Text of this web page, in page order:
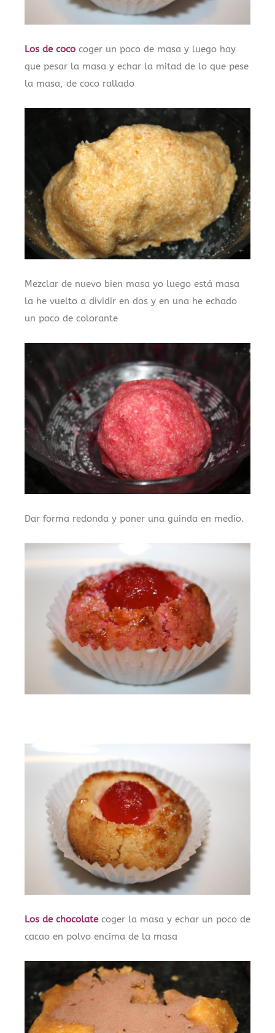
Los de coco coger un poco de masa y luego hay
que pesar la masa y echar la mitad de lo que pese
la masa, de coco rallado
Mezclar de nuevo bien masa yo luego está masa
la he vuelto a dividir en dos y en una he echado
un poco de colorante
Dar forma redonda y poner una guinda en medio.
Los de chocolate coger la masa y echar un poco de
cacao en polvo encima de la masa